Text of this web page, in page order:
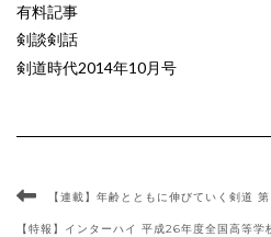
有料記事
剣談剣話
剣道時代2014年10月号
【連載】年齢とともに伸びていく剣道
【特報】インターハイ 平成26年度全国高等